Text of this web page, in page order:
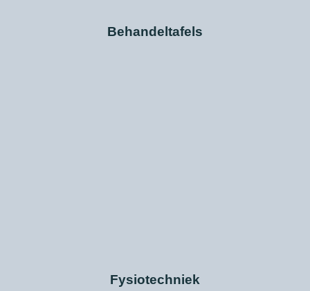
Behandeltafels
Fysiotechniek